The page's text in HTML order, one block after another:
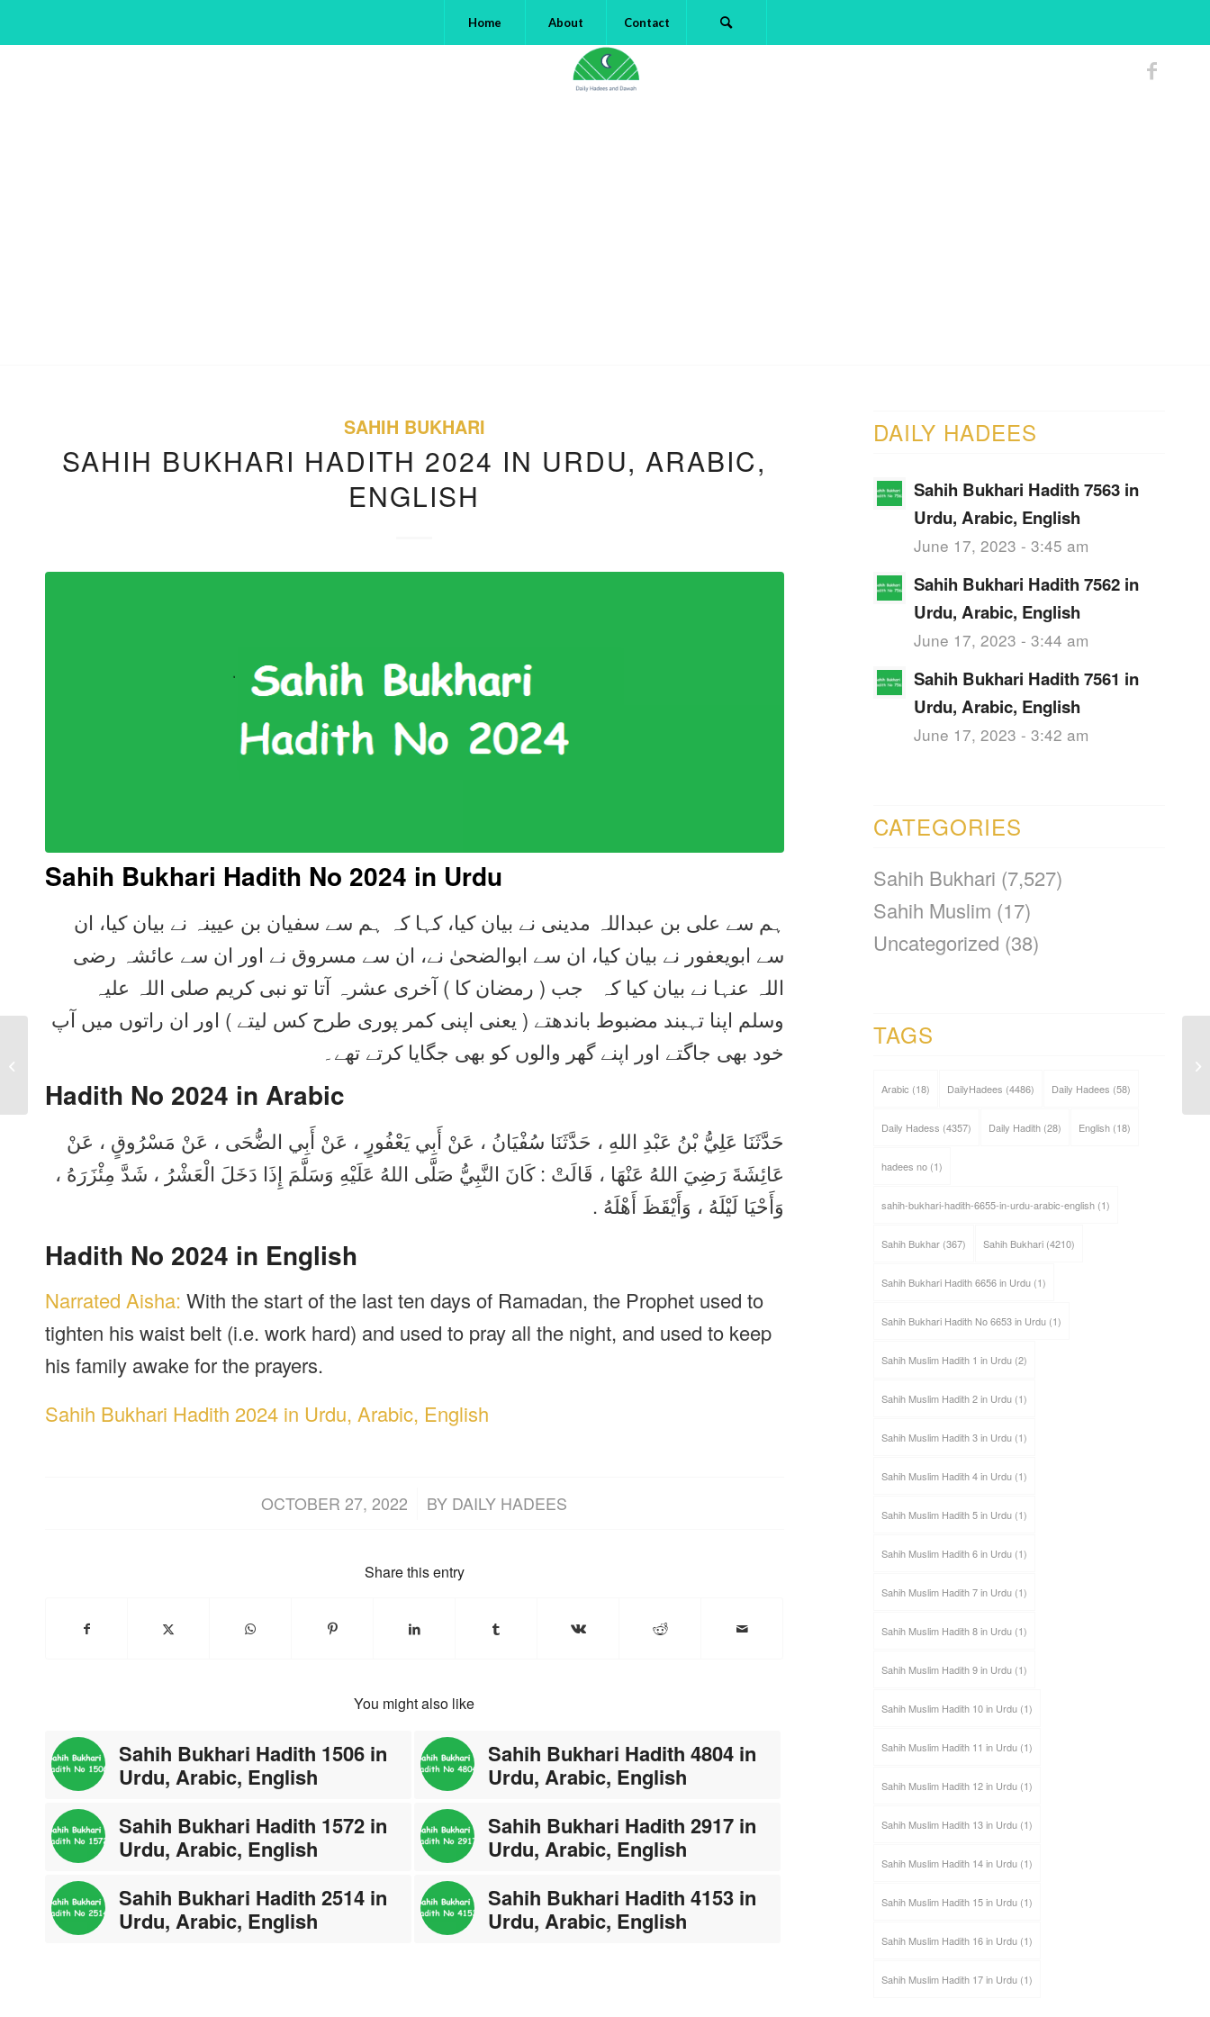
Home About Contact
SAHIH BUKHARI
SAHIH BUKHARI HADITH 2024 IN URDU, ARABIC,
ENGLISH
Sahih Bukhari Hadith No 2024 in Urdu
ہم سے علی بن عبداللہ مدینی نے بیان کیا، کہا کہ ہم سے سفیان بن عیینہ نے بیان کیا، ان
سے ابویعفور نے بیان کیا، ان سے ابوالضحیٰ نے، ان سے مسروق نے اور ان سے عائشہ رضی
اللہ عنہا نے بیان کیا کہ جب ( رمضان کا ) آخری عشرہ آتا تو نبی کریم صلی اللہ علیہ
وسلم اپنا تہبند مضبوط باندھتے ( یعنی اپنی کمر پوری طرح کس لیتے ) اور ان راتوں میں آپ
خود بھی جاگتے اور اپنے گھر والوں کو بھی جگایا کرتے تھے۔
Hadith No 2024 in Arabic
حَدَّثَنَا عَلِيُّ بْنُ عَبْدِ اللهِ ، حَدَّثَنَا سُفْيَانُ ، عَنْ أَبِي يَعْفُورٍ ، عَنْ أَبِي الضُّحَى ، عَنْ مَسْرُوقٍ ، عَنْ
عَائِشَةَ رَضِيَ اللهُ عَنْهَا ، قَالَتْ : كَانَ النَّبِيُّ صَلَّى اللهُ عَلَيْهِ وَسَلَّمَ إِذَا دَخَلَ الْعَشْرُ ، شَدَّ مِئْزَرَهُ ،
وَأَحْيَا لَيْلَهُ ، وَأَيْقَظَ أَهْلَهُ .
Hadith No 2024 in English
Narrated Aisha: With the start of the last ten days of Ramadan, the Prophet used to
tighten his waist belt (i.e. work hard) and used to pray all the night, and used to keep
his family awake for the prayers.
Sahih Bukhari Hadith 2024 in Urdu, Arabic, English
OCTOBER 27, 2022
/ BY DAILY HADEES
Share this entry
You might also like
Sahih Bukhari Hadith 1506 in
Urdu, Arabic, English
Sahih Bukhari Hadith 4804 in
Urdu, Arabic, English
Sahih Bukhari Hadith 1572 in
Urdu, Arabic, English
Sahih Bukhari Hadith 2917 in
Urdu, Arabic, English
Sahih Bukhari Hadith 2514 in
Urdu, Arabic, English
Sahih Bukhari Hadith 4153 in
Urdu, Arabic, English
DAILY HADEES
Sahih Bukhari Hadith 7563 in
Urdu, Arabic, English
June 17, 2023 - 3:45 am
Sahih Bukhari Hadith 7562 in
Urdu, Arabic, English
June 17, 2023 - 3:44 am
Sahih Bukhari Hadith 7561 in
Urdu, Arabic, English
June 17, 2023 - 3:42 am
CATEGORIES
Sahih Bukhari (7,527)
Sahih Muslim (17)
Uncategorized (38)
TAGS
Arabic (18) DailyHadees (4486) Daily Hadees (58)
Daily Hadess (4357) Daily Hadith(28) English(18)
hadees no(1)
sahih-bukhari-hadith-6655-in-urdu-arabic-english(1)
Sahih Bukhar(367) Sahih Bukhari(4210)
Sahih Bukhari Hadith 6656 in Urdu(1)
Sahih Bukhari Hadith No 6653 in Urdu(1)
Sahih Muslim Hadith 1 in Urdu(2)
Sahih Muslim Hadith 2 in Urdu(1)
Sahih Muslim Hadith 3 in Urdu(1)
Sahih Muslim Hadith 4 in Urdu(1)
Sahih Muslim Hadith 5 in Urdu(1)
Sahih Muslim Hadith 6 in Urdu(1)
Sahih Muslim Hadith 7 in Urdu(1)
Sahih Muslim Hadith 8 in Urdu(1)
Sahih Muslim Hadith 9 in Urdu(1)
Sahih Muslim Hadith 10 in Urdu(1)
Sahih Muslim Hadith 11 in Urdu(1)
Sahih Muslim Hadith 12 in Urdu(1)
Sahih Muslim Hadith 13 in Urdu(1)
Sahih Muslim Hadith 14 in Urdu(1)
Sahih Muslim Hadith 15 in Urdu(1)
Sahih Muslim Hadith 16 in Urdu(1)
Sahih Muslim Hadith 17 in Urdu(1)
English